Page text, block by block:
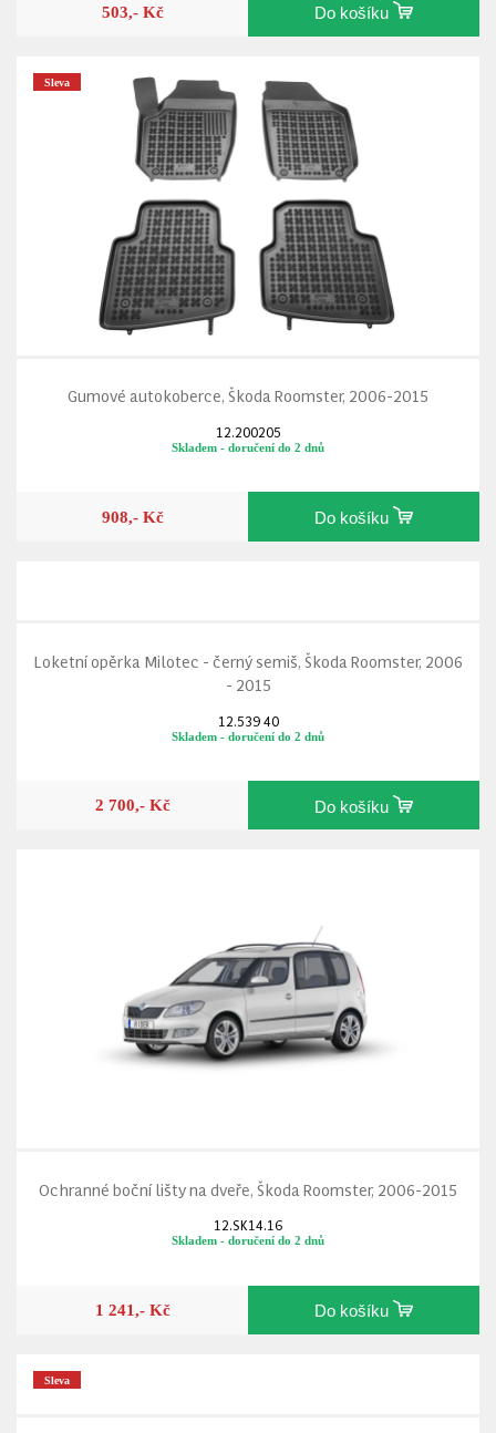
503,- Kč Do košíku
Sleva
Gumové autokoberce, Škoda Roomster, 2006-2015
12.200205
Skladem - doručení do 2 dnů
908,- Kč Do košíku
Loketní opěrka Milotec - černý semiš, Škoda Roomster, 2006
- 2015
12.539 40
Skladem - doručení do 2 dnů
2 700,- Kč Do košíku
Ochranné boční lišty na dveře, Škoda Roomster, 2006-2015
12.SK14.16
Skladem - doručení do 2 dnů
1 241,- Kč Do košíku
Sleva